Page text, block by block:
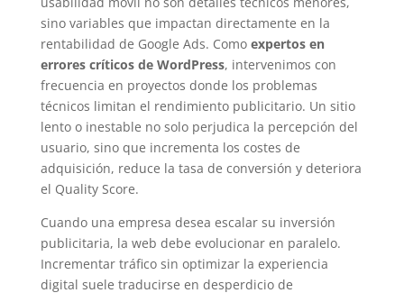
sino variables que impactan directamente en la
rentabilidad de Google Ads. Como expertos en
errores críticos de WordPress, intervenimos con
frecuencia en proyectos donde los problemas
técnicos limitan el rendimiento publicitario. Un sitio
lento o inestable no solo perjudica la percepción del
usuario, sino que incrementa los costes de
adquisición, reduce la tasa de conversión y deteriora
el Quality Score.
Cuando una empresa desea escalar su inversión
publicitaria, la web debe evolucionar en paralelo.
Incrementar tráfico sin optimizar la experiencia
digital suele traducirse en desperdicio de